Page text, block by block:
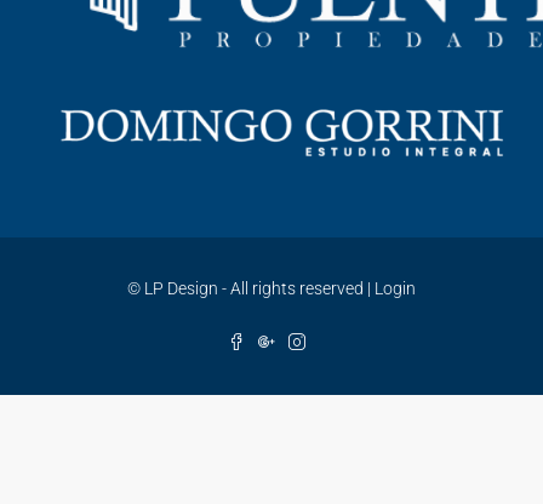
© LP Design - All rights reserved | Login